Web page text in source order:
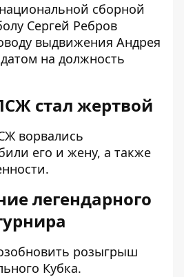
сборной
Сергей Ребров
выдвижения Андрея
на должность
стал жертвой
ворвались
его и жену, а также
легендарного
розыгрыш
Кубка.